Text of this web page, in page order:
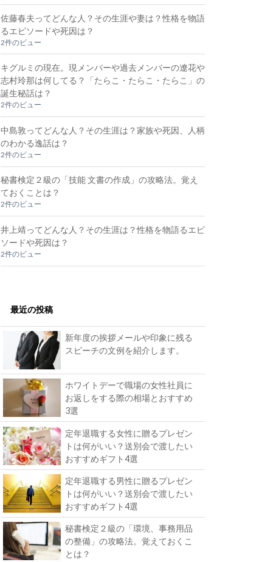
佐藤春夫ってどんな人？その生涯や妻は？性格を物語
るエピソードや死因は？
2件のビュー
キグルミの現在。現メンバーや過去メンバーの遼花や
志村玲那は何してる？「たらこ・たらこ・たらこ」の
誕生秘話は？
2件のビュー
中島敦ってどんな人？その生涯は？家族や死因、人柄
のわかる逸話は？
2件のビュー
秘書検定２級の「技能 文書の作成」の攻略法。覚え
ておくことは？
2件のビュー
井上靖ってどんな人？その生涯は？性格を物語るエピ
ソードや死因は？
2件のビュー
最近の投稿
新年度の挨拶メールや印象に残る
スピーチの文例を紹介します。
ホワイトデーで職場の女性社員に
お返しをする際の相場とおすすめ
3選
定年退職する女性に贈るプレゼン
トは何がいい？送別会で渡したい
おすすめギフト4選
定年退職する男性に贈るプレゼン
トは何がいい？送別会で渡したい
おすすめギフト4選
秘書検定２級の「環境、事務用品
の整備」の攻略法。覚えておくこ
とは？